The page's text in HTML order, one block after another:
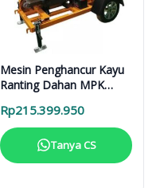
Mesin Penghancur Kayu
Ranting Dahan MPK
Rp215.399.950
Tanya CS